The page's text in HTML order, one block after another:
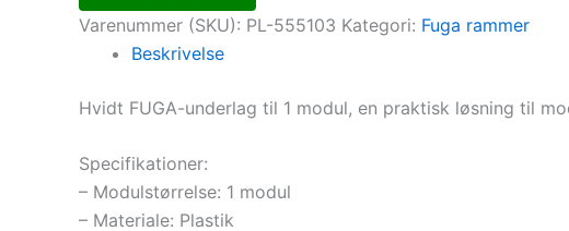
Varenummer (SKU): PL-555103 Kategori: Fuga rammer
Beskrivelse
Hvidt FUGA-underlag til 1 modul, en praktisk løsning til
Specifikationer:
– Modulstørrelse: 1 modul
– Materiale: Plastik